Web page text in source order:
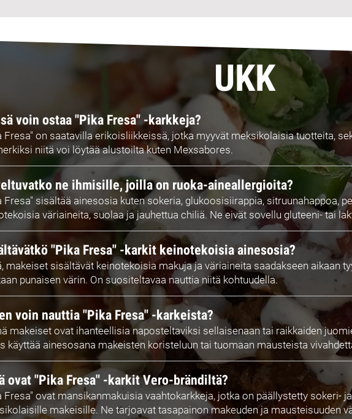
UKK
voin ostaa "Pika Fresa" -karkkeja?
Fresa" on saatavilla erikoisliikkeissä, jotka myyvät meksikolaisia tuotteita,
niitä voi löytää alustoilta kuten Mexsabores.
ne ihmisille, joilla on ruoka-aineallergioita?
Fresa" sisältää ainesosia kuten sokeria, glukoosisiirappia, sitruunahappoa,
väriaineita, suolaa ja jauhettua chiliä. Ne eivät sovellu gluteeni- tai
"Pika Fresa" -karkit keinotekoisia ainesosia?
makeiset sisältävät keinotekoisia makuja ja väriaineita saadakseen aikaan
punaisen värin. On suositeltavaa nauttia niitä kohtuudella.
voin nauttia "Pika Fresa" -karkeista?
makeiset ovat ihanteellisia naposteltaviksi sellaisenaan tai raikkaiden
käyttää ainesosana makeisten koristeluun tai tuomaan mausteista
ovat "Pika Fresa" -karkit Vero-brändiltä?
Fresa" ovat mansikanmakuisia vaahtokarkkeja, jotka on päällystetty sokeri-
makeisille. Ne tarjoavat tasapainon makeuden ja mausteisuuden